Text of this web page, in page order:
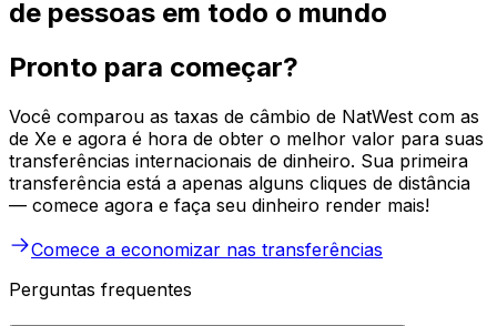
de pessoas em todo o mundo
Pronto para começar?
Você comparou as taxas de câmbio de NatWest com as
de Xe e agora é hora de obter o melhor valor para suas
transferências internacionais de dinheiro. Sua primeira
transferência está a apenas alguns cliques de distância
— comece agora e faça seu dinheiro render mais!
Comece a economizar nas transferências
Perguntas frequentes